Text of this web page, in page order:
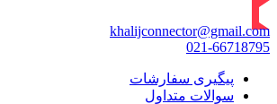
khalijconnector@gmail.com
021-66718795
پیگیری سفارشات
سوالات متداول